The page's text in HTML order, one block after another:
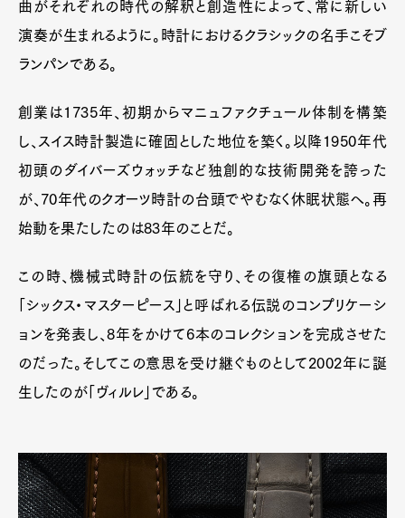
曲がそれぞれの時代の解釈と創造性によって、常に新しい
演奏が生まれるように。時計におけるクラシックの名手こそブ
ランパンである。
創業は1735年、初期からマニュファクチュール体制を構築
し、スイス時計製造に確固とした地位を築く。以降1950年代
初頭のダイバーズウォッチなど独創的な技術開発を誇った
が、70年代のクオーツ時計の台頭でやむなく休眠状態へ。再
始動を果たしたのは83年のことだ。
この時、機械式時計の伝統を守り、その復権の旗頭となる
「シックス・マスターピース」と呼ばれる伝説のコンプリケーシ
ョンを発表し、8年をかけて6本のコレクションを完成させた
のだった。そしてこの意思を受け継ぐものとして2002年に誕
生したのが「ヴィルレ」である。